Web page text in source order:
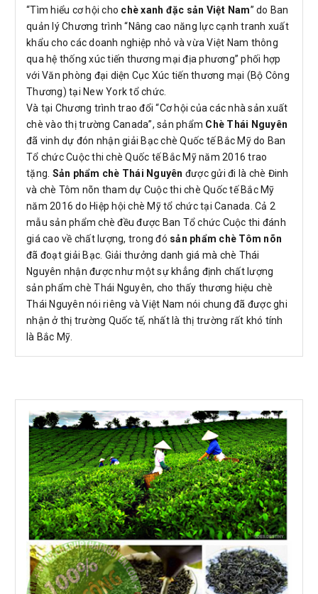
“Tìm hiểu cơ hội cho chè xanh đặc sản Việt Nam” do Ban
quản lý Chương trình “Nâng cao năng lực cạnh tranh xuất
khẩu cho các doanh nghiệp nhỏ và vừa Việt Nam thông
qua hệ thống xúc tiến thương mại địa phương” phối hợp
với Văn phòng đại diện Cục Xúc tiến thương mại (Bộ Công
Thương) tại New York tổ chức.
Và tại Chương trình trao đổi “Cơ hội của các nhà sản xuất
chè vào thị trường Canada”, sản phẩm Chè Thái Nguyên
đã vinh dự đón nhận giải Bạc chè Quốc tế Bắc Mỹ do Ban
Tổ chức Cuộc thi chè Quốc tế Bắc Mỹ năm 2016 trao
tặng. Sản phẩm chè Thái Nguyên được gửi đi là chè Đinh
và chè Tôm nõn tham dự Cuộc thi chè Quốc tế Bắc Mỹ
năm 2016 do Hiệp hội chè Mỹ tổ chức tại Canada. Cả 2
mẫu sản phẩm chè đều được Ban Tổ chức Cuộc thi đánh
giá cao về chất lượng, trong đó sản phẩm chè Tôm nõn
đã đoạt giải Bạc. Giải thưởng danh giá mà chè Thái
Nguyên nhận được như một sự khẳng định chất lượng
sản phẩm chè Thái Nguyên, cho thấy thương hiệu chè
Thái Nguyên nói riêng và Việt Nam nói chung đã được ghi
nhận ở thị trường Quốc tế, nhất là thị trường rất khó tính
là Bắc Mỹ.